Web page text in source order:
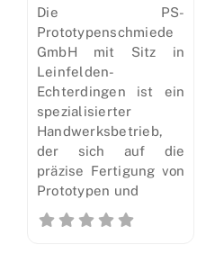
Die PS-
Prototypenschmiede
GmbH mit Sitz in
Leinfelden-
Echterdingen ist ein
spezialisierter
Handwerksbetrieb,
der sich auf die
präzise Fertigung von
Prototypen und